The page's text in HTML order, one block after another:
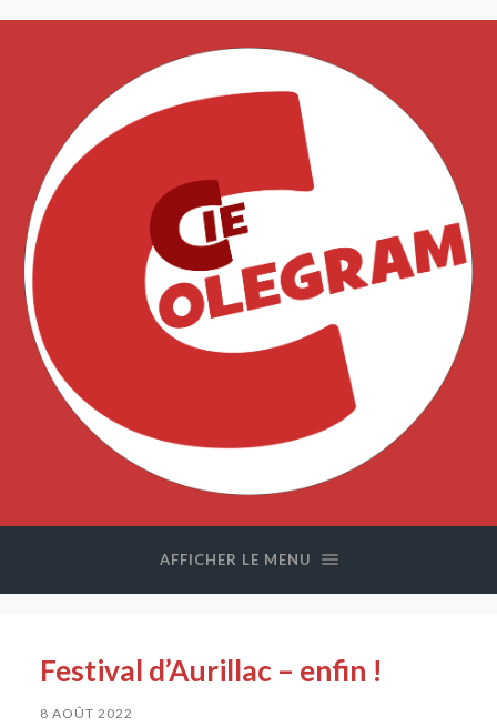
Colegram
AFFICHER LE MENU
Festival d’Aurillac – enfin !
8 AOÛT 2022